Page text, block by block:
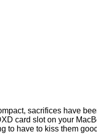
sacrifices have
card slot on your
to have to kiss them